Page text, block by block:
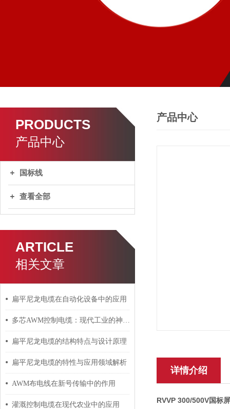
PRODUCTS
产品中心
国标线
查看全部
ARTICLE
相关文章
扁平尼龙电缆在自动化设备中的应用
多芯AWM控制电缆：现代工业的神经脉络
扁平尼龙电缆的结构特点与设计原理
扁平尼龙电缆的特性与应用领域解析
AWM布电线在新号传输中的作用
灌溉控制电缆在现代农业中的应用
产品中心
详情介绍
RVVP 300/500V国标